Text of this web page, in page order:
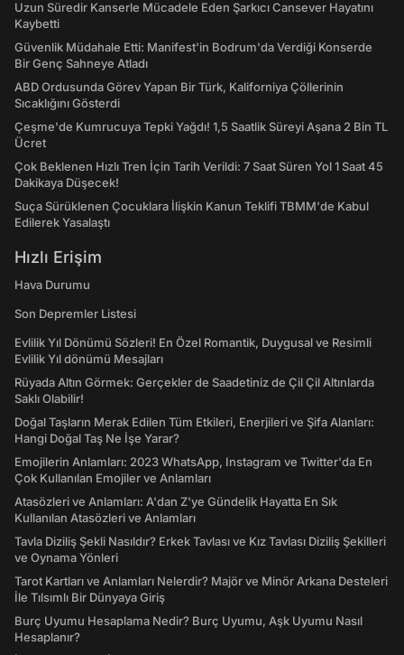
Uzun Süredir Kanserle Mücadele Eden Şarkıcı Cansever Hayatını
Kaybetti
Güvenlik Müdahale Etti: Manifest'in Bodrum'da Verdiği Konserde
Bir Genç Sahneye Atladı
ABD Ordusunda Görev Yapan Bir Türk, Kaliforniya Çöllerinin
Sıcaklığını Gösterdi
Çeşme'de Kumrucuya Tepki Yağdı! 1,5 Saatlik Süreyi Aşana 2 Bin TL
Ücret
Çok Beklenen Hızlı Tren İçin Tarih Verildi: 7 Saat Süren Yol 1 Saat 45
Dakikaya Düşecek!
Suça Sürüklenen Çocuklara İlişkin Kanun Teklifi TBMM'de Kabul
Edilerek Yasalaştı
Hızlı Erişim
Hava Durumu
Son Depremler Listesi
Evlilik Yıl Dönümü Sözleri! En Özel Romantik, Duygusal ve Resimli
Evlilik Yıl dönümü Mesajları
Rüyada Altın Görmek: Gerçekler de Saadetiniz de Çil Çil Altınlarda
Saklı Olabilir!
Doğal Taşların Merak Edilen Tüm Etkileri, Enerjileri ve Şifa Alanları:
Hangi Doğal Taş Ne İşe Yarar?
Emojilerin Anlamları: 2023 WhatsApp, Instagram ve Twitter'da En
Çok Kullanılan Emojiler ve Anlamları
Atasözleri ve Anlamları: A'dan Z'ye Gündelik Hayatta En Sık
Kullanılan Atasözleri ve Anlamları
Tavla Diziliş Şekli Nasıldır? Erkek Tavlası ve Kız Tavlası Diziliş Şekilleri
ve Oynama Yönleri
Tarot Kartları ve Anlamları Nelerdir? Majör ve Minör Arkana Desteleri
İle Tılsımlı Bir Dünyaya Giriş
Burç Uyumu Hesaplama Nedir? Burç Uyumu, Aşk Uyumu Nasıl
Hesaplanır?